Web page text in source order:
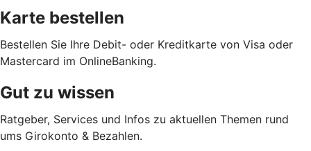
Karte bestellen
Bestellen Sie Ihre Debit- oder Kreditkarte von Visa oder
Mastercard im OnlineBanking.
Gut zu wissen
Ratgeber, Services und Infos zu aktuellen Themen rund
ums Girokonto & Bezahlen.